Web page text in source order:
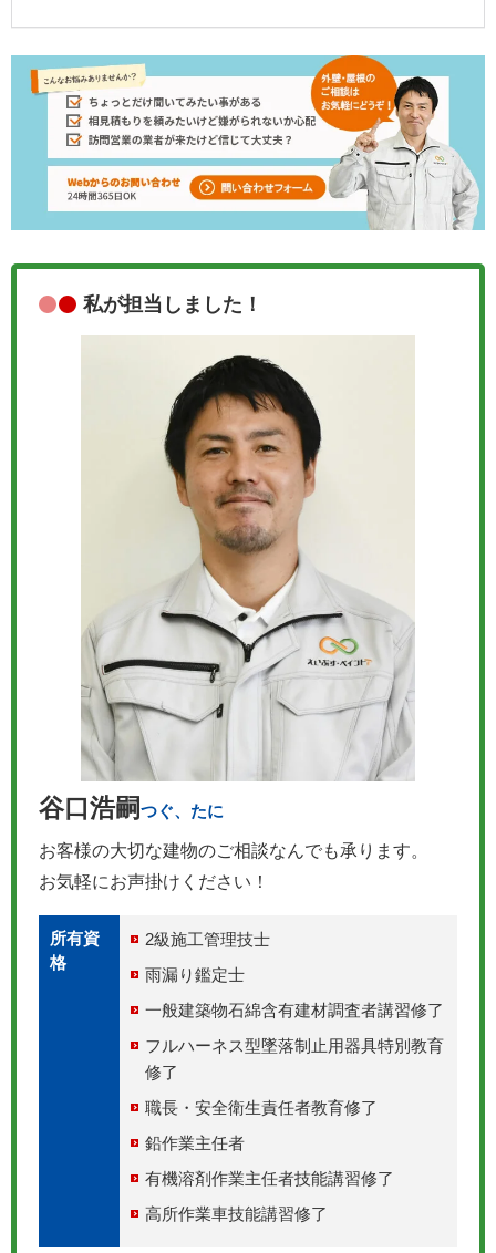
私が担当しました！
谷口浩嗣つぐ、たに
お客様の大切な建物のご相談なんでも承ります。
お気軽にお声掛けください！
所有資
格
2級施工管理技士
雨漏り鑑定士
一般建築物石綿含有建材調査者講習修了
フルハーネス型墜落制止用器具特別教育
修了
職長・安全衛生責任者教育修了
鉛作業主任者
有機溶剤作業主任者技能講習修了
高所作業車技能講習修了